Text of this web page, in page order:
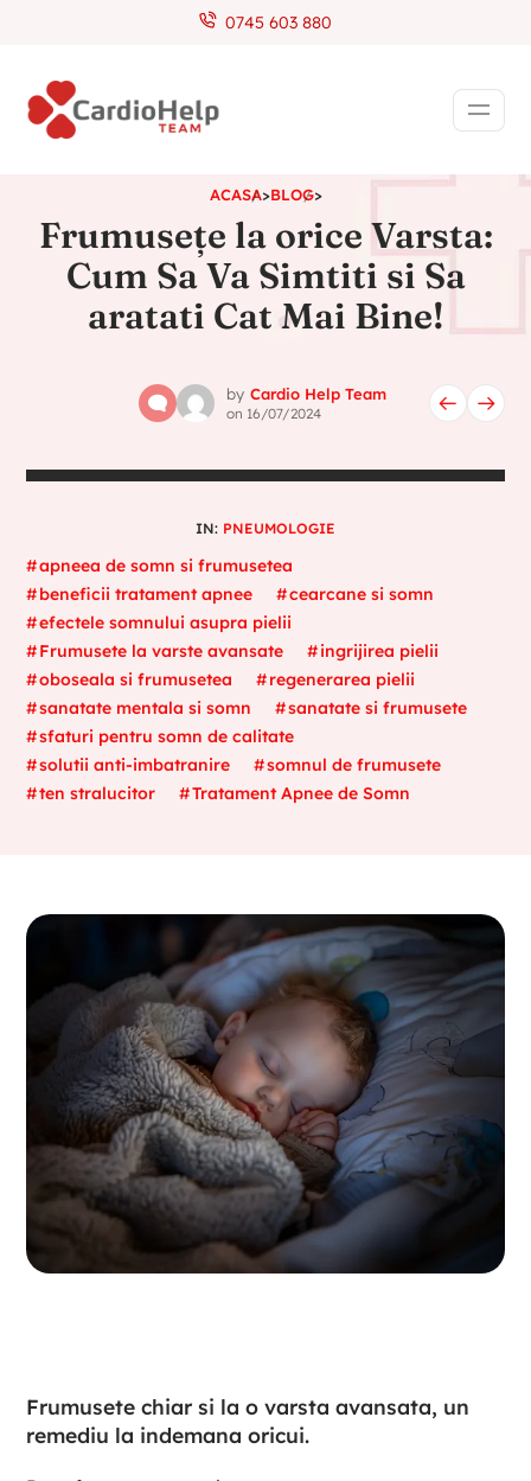
0745 603 880
ACASA>BLOG>
Frumusețe la orice Varsta:
Cum Sa Va Simtiti si Sa
aratati Cat Mai Bine!
by Cardio Help Team
on 16/07/2024
IN: PNEUMOLOGIE
apneea de somn si frumusetea
beneficii tratament apnee
cearcane si somn
efectele somnului asupra pielii
Frumusete la varste avansate
ingrijirea pielii
oboseala si frumusetea
regenerarea pielii
sanatate mentala si somn
sanatate si frumusete
sfaturi pentru somn de calitate
solutii anti-imbatranire
somnul de frumusete
ten stralucitor
Tratament Apnee de Somn
Frumusete chiar si la o varsta avansata, un
remediu la indemana oricui.